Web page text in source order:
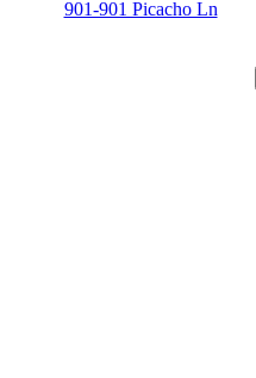
901-901 Picacho Ln